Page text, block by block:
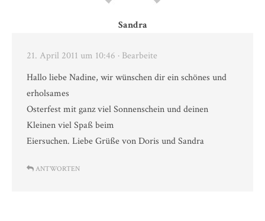
Sandra
21. April 2011 um 10:46 · Bearbeite
Hallo liebe Nadine, wir wünschen dir ein schönes und
erholsames
Osterfest mit ganz viel Sonnenschein und deinen
Kleinen viel Spaß beim
Eiersuchen. Liebe Grüße von Doris und Sandra
ANTWORTEN